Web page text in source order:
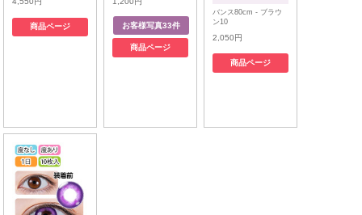
商品ページ
商品ページ
バンス80cm - ブラウ
ン10
2,050円
商品ページ